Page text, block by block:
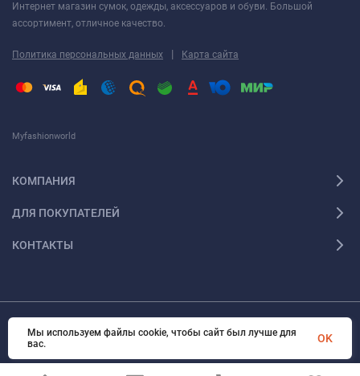
Интернет магазин сумок, одежды, аксессуаров и обуви. Большой
ассортимент, отличное качество.
Политика персональных данных | Карта сайта
Myfashionworld
КОМПАНИЯ
ДЛЯ ПОКУПАТЕЛЕЙ
КОНТАКТЫ
© 2026 Myfashionworld Все права защищены
Мы используем файлы cookie, чтобы сайт был лучше для
вас.
OK